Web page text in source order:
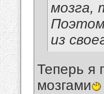
мозга,
из
Теперь я
мозгами